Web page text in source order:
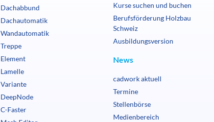
Dachabbund
Dachautomatik
Wandautomatik
Treppe
Element
Lamelle
Variante
DeepNode
C-Faster
Kurse suchen und buchen
Berufsförderung Holzbau
Schweiz
Ausbildungsversion
News
cadwork aktuell
Termine
Stellenbörse
Medienbereich